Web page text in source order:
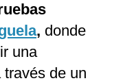
, donde
una
de un